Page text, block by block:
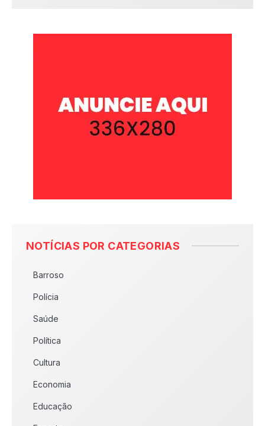
NOTÍCIAS POR CATEGORIAS
Barroso
Polícia
Saúde
Política
Cultura
Economia
Educação